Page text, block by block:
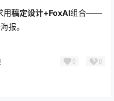
用稿定设计+FoxAI组合——
报。
0 0